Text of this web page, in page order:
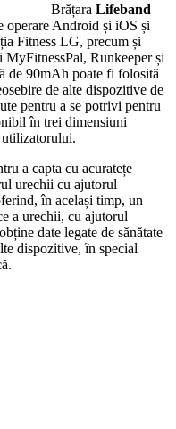
Brățara Lifeband
operare Android și iOS și
Fitness LG, precum și
Runkeeper și
de 90mAh poate fi folosită
de alte dispozitive de
pentru a se potrivi pentru
în trei dimensiuni
a capta cu acuratețe
urechii cu ajutorul
în același timp, un
a urechii, cu ajutorul
date legate de sănătate
dispozitive, în special